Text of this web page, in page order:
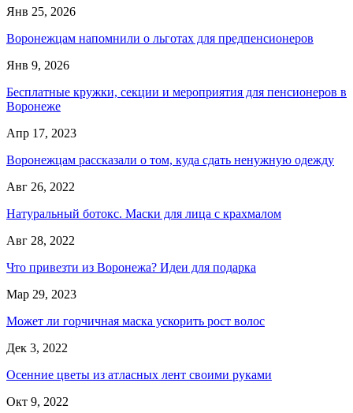
Янв 25, 2026
Воронежцам напомнили о льготах для предпенсионеров
Янв 9, 2026
Бесплатные кружки, секции и мероприятия для пенсионеров в
Воронеже
Апр 17, 2023
Воронежцам рассказали о том, куда сдать ненужную одежду
Авг 26, 2022
Натуральный ботокс. Маски для лица с крахмалом
Авг 28, 2022
Что привезти из Воронежа? Идеи для подарка
Мар 29, 2023
Может ли горчичная маска ускорить рост волос
Дек 3, 2022
Осенние цветы из атласных лент своими руками
Окт 9, 2022